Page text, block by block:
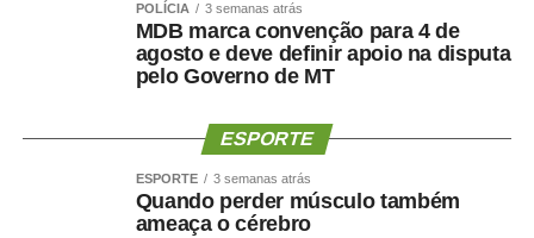
Mesmo após duas décadas da Lei Maria da Penha, as
duas magistradas concordam que a violência doméstica
não será combatida apenas com a aplicação da
problema social e estrutural. “A violência
doméstica e familiar contra a mulher, para
POLÍCIA 3 semanas atrás
MDB marca convenção para 4 de
agosto e deve definir apoio na disputa
pelo Governo de MT
ESPORTE
ESPORTE 3 semanas atrás
Quando perder músculo também
ameaça o cérebro